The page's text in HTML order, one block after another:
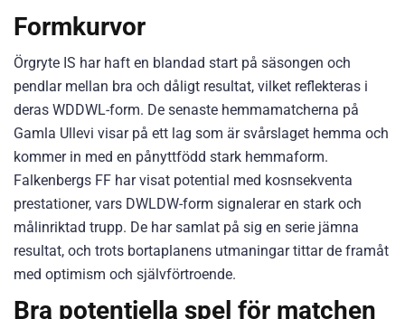
Formkurvor
Örgryte IS har haft en blandad start på säsongen och
pendlar mellan bra och dåligt resultat, vilket reflekteras i
deras WDDWL-form. De senaste hemmamatcherna på
Gamla Ullevi visar på ett lag som är svårslaget hemma och
kommer in med en pånyttfödd stark hemmaform.
Falkenbergs FF har visat potential med kosnsekventa
prestationer, vars DWLDW-form signalerar en stark och
målinriktad trupp. De har samlat på sig en serie jämna
resultat, och trots bortaplanens utmaningar tittar de framåt
med optimism och självförtroende.
Bra potentiella spel för matchen